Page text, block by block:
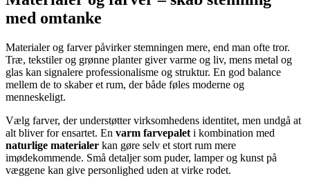
med omtanke
Materialer og farver påvirker stemningen mere, end man ofte tror.
Træ, tekstiler og grønne planter giver varme og liv, mens metal og
glas kan signalere professionalisme og struktur. En god balance
mellem de to skaber et rum, der både føles moderne og
menneskeligt.
Vælg farver, der understøtter virksomhedens identitet, men undgå at
alt bliver for ensartet. En varm farvepalet i kombination med
naturlige materialer kan gøre selv et stort rum mere
imødekommende. Små detaljer som puder, lamper og kunst på
væggene kan give personlighed uden at virke rodet.